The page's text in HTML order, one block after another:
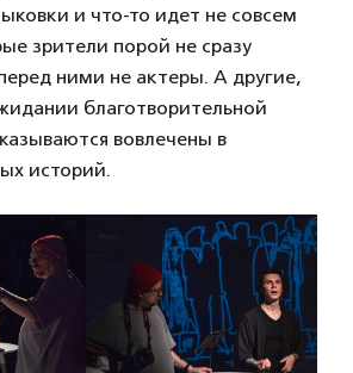
и что-то идет не совсем
зрители порой не сразу
ними не актеры. А другие,
благотворительной
вовлечены в
историй.